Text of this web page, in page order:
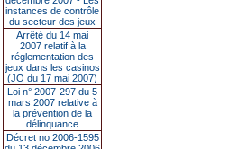
instances de contrôle
du secteur des jeux
Arrêté du 14 mai
2007 relatif à la
réglementation des
jeux dans les casinos
(JO du 17 mai 2007)
Loi n° 2007-297 du 5
mars 2007 relative à
la prévention de la
délinquance
Décret no 2006-1595